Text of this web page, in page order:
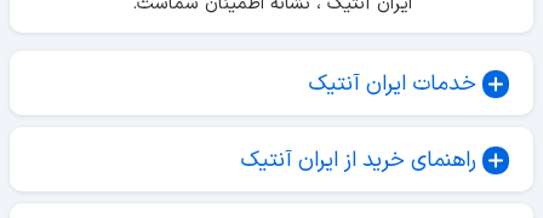
خدمات ایران آنتیک
راهنمای خرید از ایران آنتیک